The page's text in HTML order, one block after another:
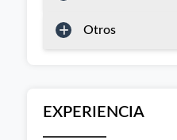
Otros
EXPERIENCIA